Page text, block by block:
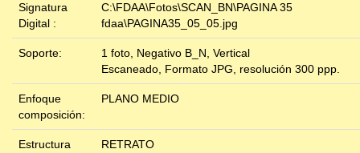
Signatura
Digital :
C:\FDAA\Fotos\SCAN_BN\PAGINA 35
fdaa\PAGINA35_05_05.jpg
Soporte:
1 foto, Negativo B_N, Vertical
Escaneado, Formato JPG, resolución 300 ppp.
Enfoque
composición:
PLANO MEDIO
Estructura
RETRATO